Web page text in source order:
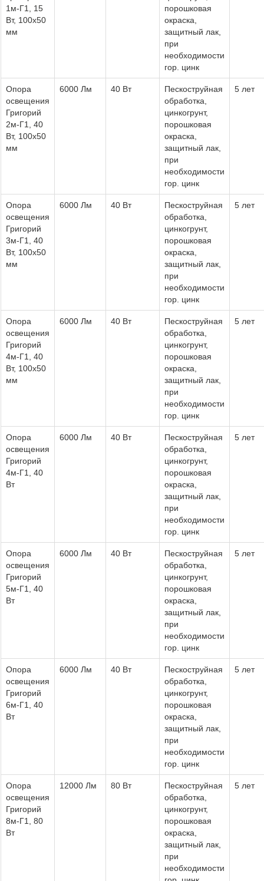
1м-Г1, 15
Вт, 100х50
мм
порошковая
окраска,
защитный лак,
при
необходимости
гор. цинк
Опора
освещения
Григорий
2м-Г1, 40
Вт, 100х50
мм
6000 Лм 40 Вт
Пескоструйная
обработка,
цинкогрунт,
порошковая
окраска,
защитный лак,
при
необходимости
гор. цинк
5 лет
Опора
освещения
Григорий
3м-Г1, 40
Вт, 100х50
мм
6000 Лм 40 Вт
Пескоструйная
обработка,
цинкогрунт,
порошковая
окраска,
защитный лак,
при
необходимости
гор. цинк
5 лет
Опора
освещения
Григорий
4м-Г1, 40
Вт, 100х50
мм
6000 Лм 40 Вт
Пескоструйная
обработка,
цинкогрунт,
порошковая
окраска,
защитный лак,
при
необходимости
гор. цинк
5 лет
Опора
освещения
Григорий
4м-Г1, 40
Вт
6000 Лм 40 Вт
Пескоструйная
обработка,
цинкогрунт,
порошковая
окраска,
защитный лак,
при
необходимости
гор. цинк
5 лет
Опора
освещения
Григорий
5м-Г1, 40
Вт
6000 Лм 40 Вт
Пескоструйная
обработка,
цинкогрунт,
порошковая
окраска,
защитный лак,
при
необходимости
гор. цинк
5 лет
Опора
освещения
Григорий
6м-Г1, 40
Вт
6000 Лм 40 Вт
Пескоструйная
обработка,
цинкогрунт,
порошковая
окраска,
защитный лак,
при
необходимости
гор. цинк
5 лет
Опора
освещения
Григорий
8м-Г1, 80
Вт
12000 Лм 80 Вт
Пескоструйная
обработка,
цинкогрунт,
порошковая
окраска,
защитный лак,
при
необходимости
5 лет